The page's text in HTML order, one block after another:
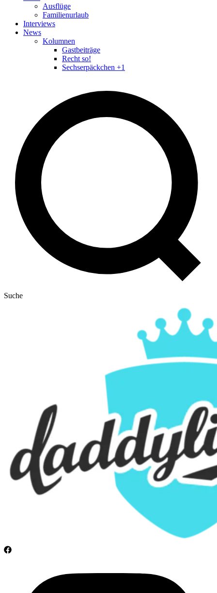
Ausflüge
Familienurlaub
Interviews
News
Kolumnen
Gastbeiträge
Recht so!
Sechserpäckchen +1
Suche